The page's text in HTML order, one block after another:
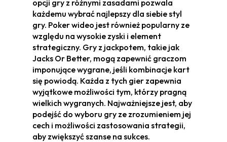
opcji gry z różnymi zasadami pozwala
każdemu wybrać najlepszy dla siebie styl
gry. Poker wideo jest również popularny ze
względu na wysokie zyski i element
strategiczny. Gry z jackpotem, takie jak
Jacks Or Better, mogą zapewnić graczom
imponujące wygrane, jeśli kombinacje kart
się powiodą. Każda z tych gier zapewnia
wyjątkowe możliwości tym, którzy pragną
wielkich wygranych. Najważniejsze jest, aby
podejść do wyboru gry ze zrozumieniem jej
cech i możliwości zastosowania strategii,
aby zwiększyć szanse na sukces.